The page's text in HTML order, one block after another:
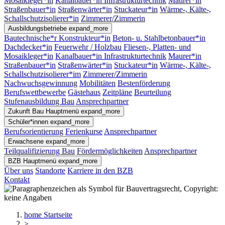
Straßenbauer*in Straßenwärter*in Stuckateur*in Wärme-, Kälte-,
Schallschutzisolierer*in Zimmerer/Zimmerin
Ausbildungsbetriebe expand_more
Bautechnische*r Konstrukteur*in Beton- u. Stahlbetonbauer*in
Dachdecker*in Feuerwehr / Holzbau Fliesen-, Platten- und
Mosaikleger*in Kanalbauer*in Infrastrukturtechnik Maurer*in
Straßenbauer*in Straßenwärter*in Stuckateur*in Wärme-, Kälte-,
Schallschutzisolierer*im Zimmerer/Zimmerin
Nachwuchsgewinnung Mobilitäten Bestenförderung
Berufswettbewerbe Gästehaus Zeitpläne Beurteilung
Stufenausbildung Bau Ansprechpartner
Zukunft Bau Hauptmenü expand_more
Schüler*innen expand_more
Berufsorientierung Ferienkurse Ansprechpartner
Erwachsene expand_more
Teilqualifizierung Bau Fördermöglichkeiten Ansprechpartner
BZB Hauptmenü expand_more
Über uns Standorte Karriere in den BZB
Kontakt
home Startseite